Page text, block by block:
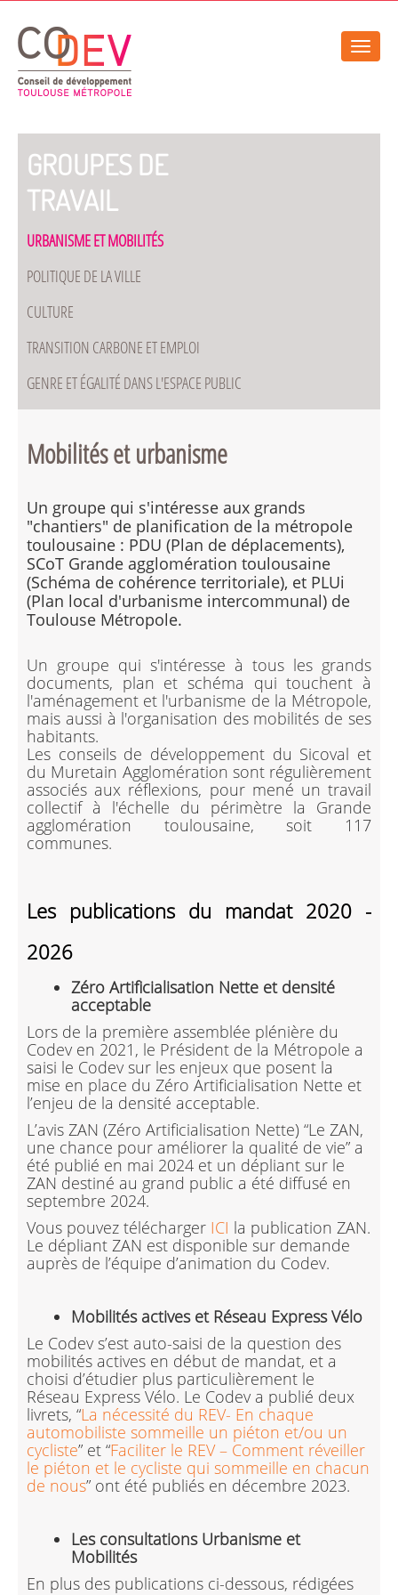
Toggle
GROUPES DE
TRAVAIL
URBANISME ET MOBILITÉS
POLITIQUE DE LA VILLE
CULTURE
TRANSITION CARBONE ET EMPLOI
GENRE ET ÉGALITÉ DANS L'ESPACE PUBLIC
Mobilités et urbanisme
Un groupe qui s'intéresse aux grands
"chantiers" de planification de la métropole
toulousaine : PDU (Plan de déplacements),
SCoT Grande agglomération toulousaine
(Schéma de cohérence territoriale), et PLUi
(Plan local d'urbanisme intercommunal) de
Toulouse Métropole.
Un groupe qui s'intéresse à tous les grands
documents, plan et schéma qui touchent à
l'aménagement et l'urbanisme de la Métropole,
mais aussi à l'organisation des mobilités de ses
habitants.
Les conseils de développement du Sicoval et
du Muretain Agglomération sont régulièrement
associés aux réflexions, pour mené un travail
collectif à l'échelle du périmètre la Grande
agglomération toulousaine, soit 117
communes.
Les publications du mandat 2020 -
2026
Zéro Artificialisation Nette et densité
acceptable
Lors de la première assemblée plénière du
Codev en 2021, le Président de la Métropole a
saisi le Codev sur les enjeux que posent la
mise en place du Zéro Artificialisation Nette et
l’enjeu de la densité acceptable.
L’avis ZAN (Zéro Artificialisation Nette) “Le ZAN,
une chance pour améliorer la qualité de vie” a
été publié en mai 2024 et un dépliant sur le
ZAN destiné au grand public a été diffusé en
septembre 2024.
Vous pouvez télécharger ICI la publication ZAN.
Le dépliant ZAN est disponible sur demande
auprès de l’équipe d’animation du Codev.
Mobilités actives et Réseau Express Vélo
Le Codev s’est auto-saisi de la question des
mobilités actives en début de mandat, et a
choisi d’étudier plus particulièrement le
Réseau Express Vélo. Le Codev a publié deux
livrets, “La nécessité du REV- En chaque
automobiliste sommeille un piéton et/ou un
cycliste” et “Faciliter le REV – Comment réveiller
le piéton et le cycliste qui sommeille en chacun
de nous” ont été publiés en décembre 2023.
Les consultations Urbanisme et
Mobilités
En plus des publications ci-dessous, rédigées